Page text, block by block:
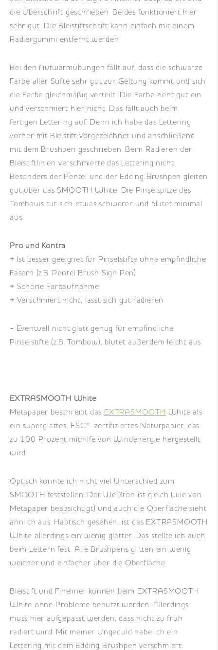
die Überschrift geschrieben. Beides funktioniert hier
sehr gut. Die Bleistiftschrift kann einfach mit einem
Radiergummi entfernt werden.
Bei den Aufwärmübungen fällt auf, dass die schwarze
Farbe aller Stifte sehr gut zur Geltung kommt und sich
die Farbe gleichmäßig verteilt. Die Farbe zieht gut ein
und verschmiert hier nicht. Das fällt auch beim
fertigen Lettering auf. Denn ich habe das Lettering
vorher mit Bleistift vorgezeichnet und anschließend
mit dem Brushpen geschrieben. Beim Radieren der
Bleistiftlinien verschmierte das Lettering nicht.
Besonders der Pentel und der Edding Brushpen gleiten
gut über das SMOOTH White. Die Pinselspitze des
Tombows tut sich etwas schwerer und blutet minimal
aus.
Pro und Kontra
+ Ist besser geeignet für Pinselstifte ohne empfindliche
Fasern (z.B. Pentel Brush Sign Pen)
+ Schöne Farbaufnahme
+ Verschmiert nicht, lässt sich gut radieren
- Eventuell nicht glatt genug für empfindliche
Pinselstifte (z.B. Tombow), blutet außerdem leicht aus
EXTRASMOOTH White
Metapaper beschreibt das EXTRASMOOTH White als
ein superglattes, FSC®-zertifiziertes Naturpapier, das
zu 100 Prozent mithilfe von Windenergie hergestellt
wird.
Optisch konnte ich nicht viel Unterschied zum
SMOOTH feststellen. Der Weißton ist gleich (wie von
Metapaper beabsichtigt) und auch die Oberfläche sieht
ähnlich aus. Haptisch gesehen, ist das EXTRASMOOTH
White allerdings ein wenig glatter. Das stellte ich auch
beim Lettern fest. Alle Brushpens glitten ein wenig
weicher und einfacher über die Oberfläche.
Bleistift und Fineliner können beim EXTRASMOOTH
White ohne Probleme benutzt werden. Allerdings
muss hier aufgepasst werden, dass nicht zu früh
radiert wird. Mit meiner Ungeduld habe ich ein
Lettering mit dem Edding Brushpen verschmiert.